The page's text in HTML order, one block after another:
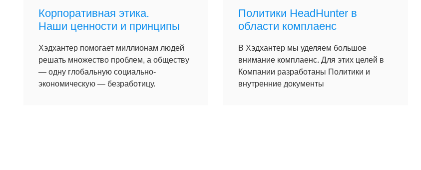
Корпоративная этика.
Наши ценности и принципы
Хэдхантер помогает миллионам людей
решать множество проблем, а обществу
— одну глобальную социально-
экономическую — безработицу.
Политики HeadHunter в
области комплаенс
В Хэдхантер мы уделяем большое
внимание комплаенс. Для этих целей в
Компании разработаны Политики и
внутренние документы